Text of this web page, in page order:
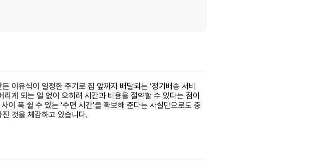
이유식이 일정한 주기로 집 앞까지 배달되는 ‘정기배송 서비
게 되는 일 없이 오히려 시간과 비용을 절약할 수 있다는 점이
푹 쉴 수 있는 ‘수면 시간’을 확보해 준다는 사실만으로도 충
것을 체감하고 있습니다.